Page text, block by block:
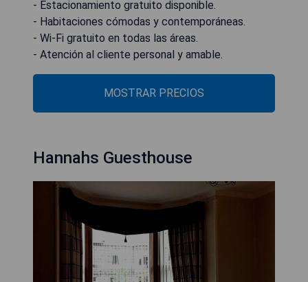
- Estacionamiento gratuito disponible.
- Habitaciones cómodas y contemporáneas.
- Wi-Fi gratuito en todas las áreas.
- Atención al cliente personal y amable.
MOSTRAR PRECIOS
Hannahs Guesthouse